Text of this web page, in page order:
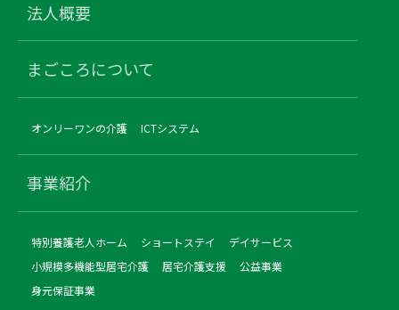
法人概要
まごころについて
オンリーワンの介護 ICTシステム
事業紹介
特別養護老人ホーム ショートステイ
デイサービス
小規模多機能型居宅介護
居宅介護支援
公益事業
身元保証事業